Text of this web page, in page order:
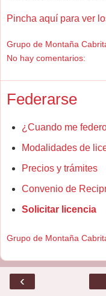
Pincha aquí para ver
Grupo de Montaña
No hay comentarios:
Federarse
¿Cuando me
Modalidades de
Precios y trámites
Convenio de
Solicitar licencia
Grupo de Montaña
‹